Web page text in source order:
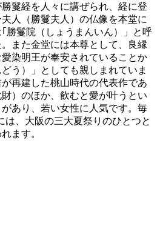
鬘経を人々に講ぜられ、経に登
人（勝鬘夫人）の仏像を本堂に
勝鬘院（しょうまんいん）」と呼
また金堂には本尊として、良縁
染明王が奉安されていることか
う）」としても親しまれていま
再建した桃山時代の代表作であ
）のほか、飲むと愛が叶うとい
あり、若い女性に人気です。毎
は、大阪の三大夏祭りのひとつと
ます。